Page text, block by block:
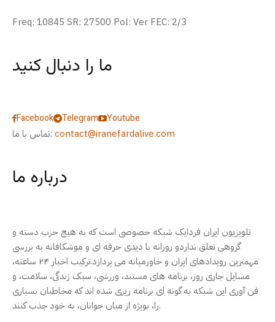
Freq: 10845 SR: 27500 Pol: Ver FEC: 2/3
ما را دنبال کنید
Facebook Telegram
Youtube
تماس با ما: contact@iranefardalive.com
درباره ما
تلویزیون ایران فردایک شبکه خصوصی است که به هیچ حزب دسته و
گروهی تعلق نداردو روزانه با دیدی حرفه ای و موشکافانه به بررسی
مهمترین رویدادهای ایران و خاورمیانه می پردازد.ترکیب اخبار ۲۴ ساعته،
مسایل جاری روز، برنامه های مستند، ورزشی، سبک زندگی، سلامت، و
فن آوری این شبکه به گونه ای برنامه ریزی شده اند که مخاطبان بسیاری
را، بویژه از میان جوانان، به خود جذب کنند.